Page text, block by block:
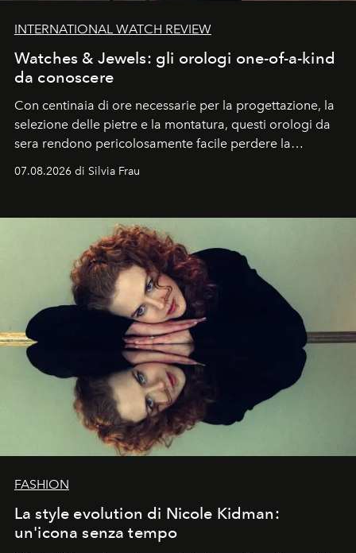
INTERNATIONAL WATCH REVIEW
Watches & Jewels: gli orologi one-of-a-kind
da conoscere
Con centinaia di ore necessarie per la progettazione, la
selezione delle pietre e la montatura, questi orologi da
sera rendono pericolosamente facile perdere la
cognizione del tempo. Ma con quadranti così
07.08.2026 di Silvia Frau
FASHION
La style evolution di Nicole Kidman:
un'icona senza tempo